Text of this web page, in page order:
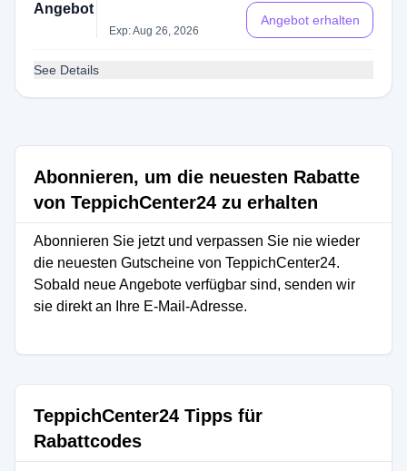
Angebot
Exp: Aug 26, 2026
Angebot erhalten
See Details
Abonnieren, um die neuesten Rabatte
von TeppichCenter24 zu erhalten
Abonnieren Sie jetzt und verpassen Sie nie wieder
die neuesten Gutscheine von TeppichCenter24.
Sobald neue Angebote verfügbar sind, senden wir
sie direkt an Ihre E-Mail-Adresse.
TeppichCenter24 Tipps für
Rabattcodes